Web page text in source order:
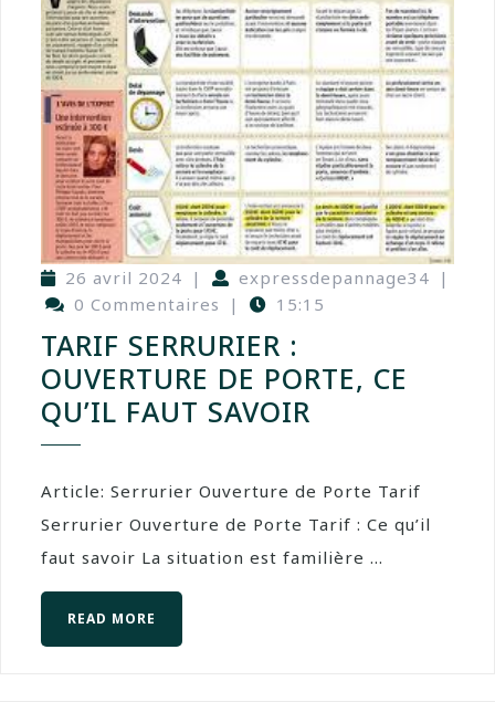
26 avril 2024 | expressdepannage34 |
0 Commentaires
| 15:15
TARIF SERRURIER :
OUVERTURE DE PORTE, CE
QU’IL FAUT SAVOIR
Article: Serrurier Ouverture de Porte Tarif
Serrurier Ouverture de Porte Tarif : Ce qu’il
faut savoir La situation est familière ...
READ MORE